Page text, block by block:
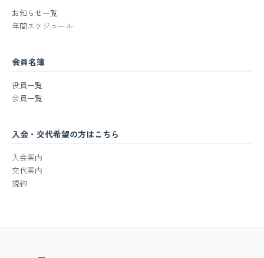
お知らせ一覧
年間スケジュール
会員名簿
役員一覧
会員一覧
入会・交代希望の方はこちら
入会案内
交代案内
規約